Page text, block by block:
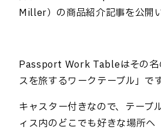
Miller）の商品紹介記事を公開
Passport Work Tableはその名
スを旅するワークテーブル」です
キャスター付きなので、テーブ
ィス内のどこでも好きな場所へ